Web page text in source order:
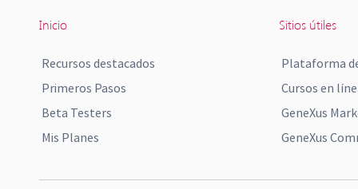
Inicio
Recursos destacados
Primeros Pasos
Beta Testers
Mis Planes
Sitios útiles
Plataforma
Cursos en
GeneXus
GeneXus